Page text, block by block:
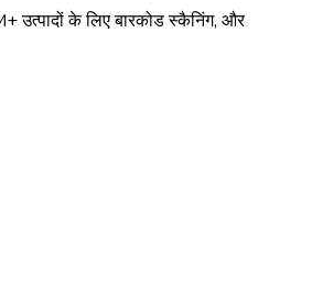
उत्पादों के लिए बारकोड स्कैनिंग, और